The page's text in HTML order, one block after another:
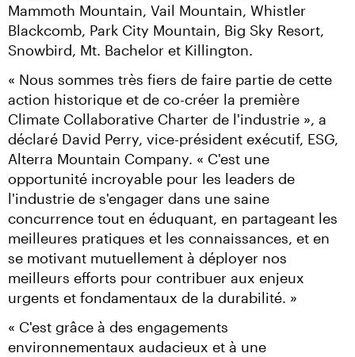
Mammoth Mountain, Vail Mountain, Whistler
Blackcomb, Park City Mountain, Big Sky Resort,
Snowbird, Mt. Bachelor et Killington.
« Nous sommes très fiers de faire partie de cette
action historique et de co-créer la première
Climate Collaborative Charter de l'industrie », a
déclaré David Perry, vice-président exécutif, ESG,
Alterra Mountain Company. « C'est une
opportunité incroyable pour les leaders de
l'industrie de s'engager dans une saine
concurrence tout en éduquant, en partageant les
meilleures pratiques et les connaissances, et en
se motivant mutuellement à déployer nos
meilleurs efforts pour contribuer aux enjeux
urgents et fondamentaux de la durabilité. »
« C'est grâce à des engagements
environnementaux audacieux et à une